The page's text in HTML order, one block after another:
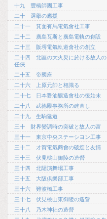
十九 豐橋師團工事
二十 選擧の應援
二十一 箕面有馬電氣會社工事
二十二 廣島瓦斯と廣島電軌の創設
二十三 阪堺電氣軌道會社の創立
二十四 北區の大火災に於ける故人の
任俠
二十五 帝國座
二十六 上原元帥と相識る
二十七 日本醤油釀造會社の後始末
二十八 武德殿事務所の建直し
二十九 生駒隧道
三十 財界變調時の突破と故人の富
三十一 東京中央ステーシヨン工事
三十二 才賀電氣商會の破綻と友情
三十三 伏見桃山御陵の造營
三十四 北陽演舞場工事
三十五 大阪倶樂部工事
三十六 難波橋工事
三十七 伏見桃山東御陵の造營
三十八 乃木神社の造營